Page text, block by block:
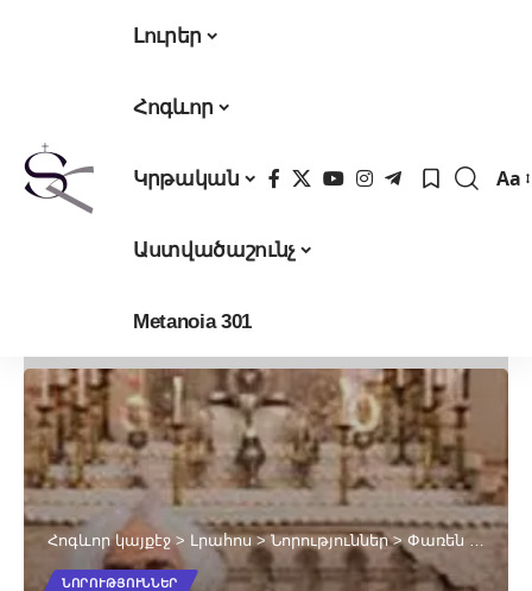
Լուրեր
Հոգևոր
Կրթական
Աստվածաշունչ
Metanoia 301
Aa
Հոգևոր կայքէջ > Լրահոս>Նորություններ> Փառեն սրբազանը «Զինծառայողների ապահովագրության հիմնադրամին» է նվիրաբերել 38,093,200 դրամ գումար
ՆՈՐՈՒԹՅՈՒՆՆԵՐ